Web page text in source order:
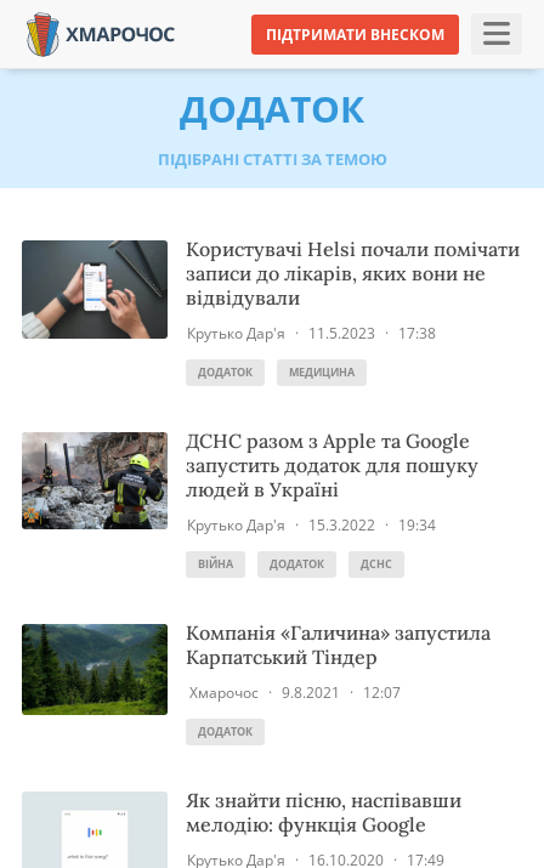
ПІДТРИМАТИ ВНЕСКОМ
ДОДАТОК
ПІДІБРАНІ СТАТТІ ЗА ТЕМОЮ
Користувачі Helsi почали помічати
записи до лікарів, яких вони не
відвідували
Крутько Дар'я · 11.5.2023 · 17:38
ДОДАТОК МЕДИЦИНА
ДСНС разом з Apple та Google
запустить додаток для пошуку
людей в Україні
Крутько Дар'я · 15.3.2022 · 19:34
ВІЙНА ДОДАТОК ДСНС
Компанія «Галичина» запустила
Карпатський Тіндер
Хмарочос · 9.8.2021 · 12:07
ДОДАТОК
Як знайти пісню, наспівавши
мелодію: функція Google
Крутько Дар'я · 16.10.2020 · 17:49